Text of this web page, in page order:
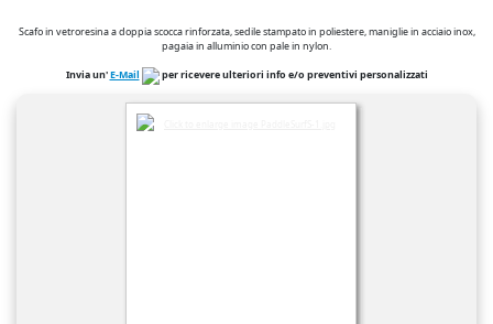
Scafo in vetroresina a doppia scocca rinforzata, sedile stampato in poliestere, maniglie in acciaio inox,
pagaia in alluminio con pale in nylon.
Invia un'E-Mail per ricevere ulteriori info e/o preventivi personalizzati